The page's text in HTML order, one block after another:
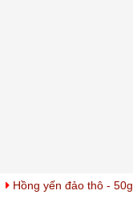
Hồng yến đảo thô - 50g